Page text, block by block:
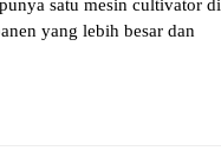
satu mesin cultivator di
yang lebih besar dan